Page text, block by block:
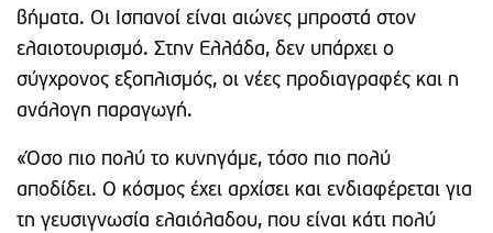
βήματα. Οι Ισπανοί είναι αιώνες μπροστά στον
ελαιοτουρισμό. Στην Ελλάδα, δεν υπάρχει ο
σύγχρονος εξοπλισμός, οι νέες προδιαγραφές και η
ανάλογη παραγωγή.
«Όσο πιο πολύ το κυνηγάμε, τόσο πιο πολύ
αποδίδει. Ο κόσμος έχει αρχίσει και ενδιαφέρεται για
τη γευσιγνωσία ελαιόλαδου, που είναι κάτι πολύ